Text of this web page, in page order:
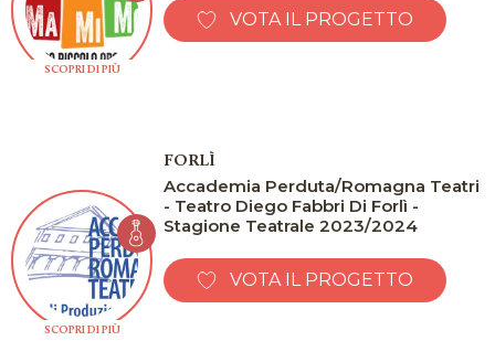
SCOPRI DI PIÙ
VOTA IL PROGETTO
SCOPRI DI PIÙ
FORLÌ
Accademia Perduta/Romagna Teatri
- Teatro Diego Fabbri Di Forlì -
Stagione Teatrale 2023/2024
VOTA IL PROGETTO